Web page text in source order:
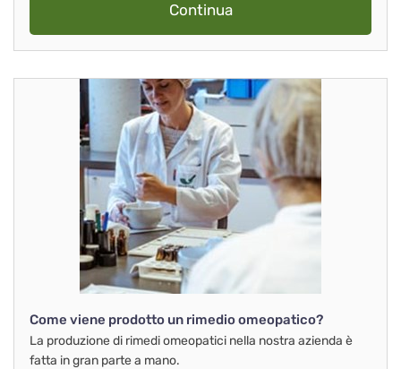
Continua
Come viene prodotto un rimedio omeopatico?
La produzione di rimedi omeopatici nella nostra azienda è
fatta in gran parte a mano.